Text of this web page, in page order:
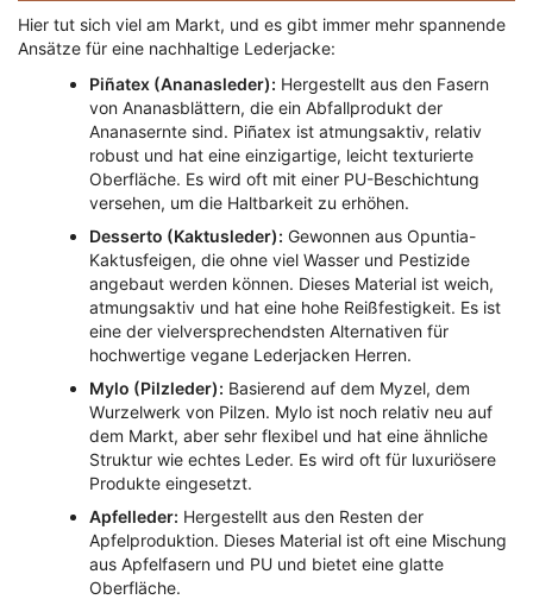
Hier tut sich viel am Markt, und es gibt immer mehr spannende
Ansätze für eine nachhaltige Lederjacke:
Piñatex (Ananasleder): Hergestellt aus den Fasern
von Ananasblättern, die ein Abfallprodukt der
Ananasernte sind. Piñatex ist atmungsaktiv, relativ
robust und hat eine einzigartige, leicht texturierte
Oberfläche. Es wird oft mit einer PU-Beschichtung
versehen, um die Haltbarkeit zu erhöhen.
Desserto (Kaktusleder): Gewonnen aus Opuntia-
Kaktusfeigen, die ohne viel Wasser und Pestizide
angebaut werden können. Dieses Material ist weich,
atmungsaktiv und hat eine hohe Reißfestigkeit. Es ist
eine der vielversprechendsten Alternativen für
hochwertige vegane Lederjacken Herren.
Mylo (Pilzleder): Basierend auf dem Myzel, dem
Wurzelwerk von Pilzen. Mylo ist noch relativ neu auf
dem Markt, aber sehr flexibel und hat eine ähnliche
Struktur wie echtes Leder. Es wird oft für luxuriösere
Produkte eingesetzt.
Apfelleder: Hergestellt aus den Resten der
Apfelproduktion. Dieses Material ist oft eine Mischung
aus Apfelfasern und PU und bietet eine glatte
Oberfläche.